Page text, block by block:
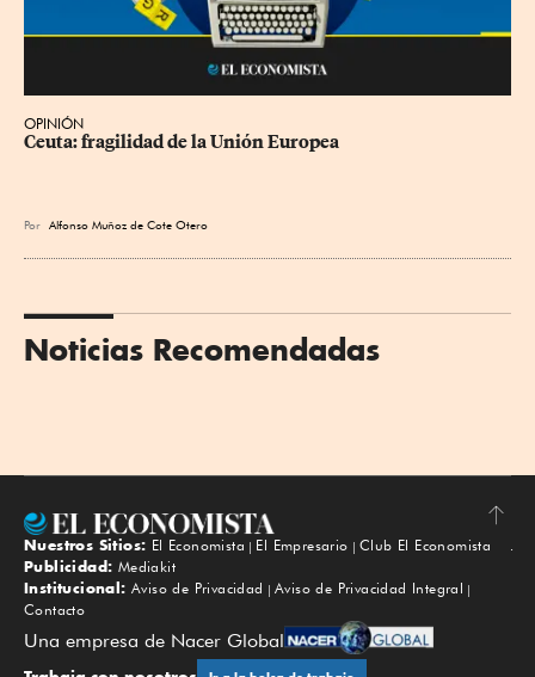
OPINIÓN
Ceuta: fragilidad de la Unión Europea
Por Alfonso Muñoz de Cote Otero
Noticias Recomendadas
Subir
Nuestros Sitios: El Economista El Empresario
Club El Economista
Publicidad: Mediakit
Institucional: Aviso de Privacidad
Aviso de Privacidad Integral
Contacto
Una empresa de Nacer Global